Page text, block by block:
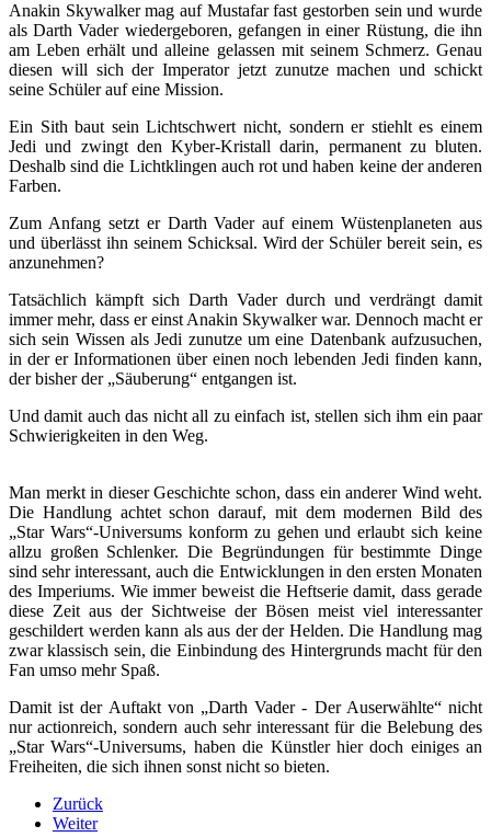
Anakin Skywalker mag auf Mustafar fast gestorben sein und wurde
als Darth Vader wiedergeboren, gefangen in einer Rüstung, die ihn
am Leben erhält und alleine gelassen mit seinem Schmerz. Genau
diesen will sich der Imperator jetzt zunutze machen und schickt
seine Schüler auf eine Mission.
Ein Sith baut sein Lichtschwert nicht, sondern er stiehlt es einem
Jedi und zwingt den Kyber-Kristall darin, permanent zu bluten.
Deshalb sind die Lichtklingen auch rot und haben keine der anderen
Farben.
Zum Anfang setzt er Darth Vader auf einem Wüstenplaneten aus
und überlässt ihn seinem Schicksal. Wird der Schüler bereit sein, es
anzunehmen?
Tatsächlich kämpft sich Darth Vader durch und verdrängt damit
immer mehr, dass er einst Anakin Skywalker war. Dennoch macht er
sich sein Wissen als Jedi zunutze um eine Datenbank aufzusuchen,
in der er Informationen über einen noch lebenden Jedi finden kann,
der bisher der „Säuberung“ entgangen ist.
Und damit auch das nicht all zu einfach ist, stellen sich ihm ein paar
Schwierigkeiten in den Weg.
Man merkt in dieser Geschichte schon, dass ein anderer Wind weht.
Die Handlung achtet schon darauf, mit dem modernen Bild des
„Star Wars“-Universums konform zu gehen und erlaubt sich keine
allzu großen Schlenker. Die Begründungen für bestimmte Dinge
sind sehr interessant, auch die Entwicklungen in den ersten Monaten
des Imperiums. Wie immer beweist die Heftserie damit, dass gerade
diese Zeit aus der Sichtweise der Bösen meist viel interessanter
geschildert werden kann als aus der der Helden. Die Handlung mag
zwar klassisch sein, die Einbindung des Hintergrunds macht für den
Fan umso mehr Spaß.
Damit ist der Auftakt von „Darth Vader - Der Auserwählte“ nicht
nur actionreich, sondern auch sehr interessant für die Belebung des
„Star Wars“-Universums, haben die Künstler hier doch einiges an
Freiheiten, die sich ihnen sonst nicht so bieten.
Zurück
Weiter